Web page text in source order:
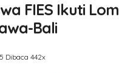
FIES Ikuti
Bali
Dibaca 442x